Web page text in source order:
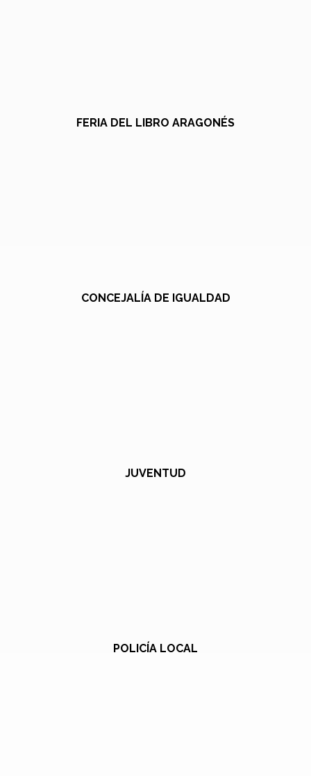
FERIA DEL LIBRO ARAGONÉS
CONCEJALÍA DE IGUALDAD
JUVENTUD
POLICÍA LOCAL